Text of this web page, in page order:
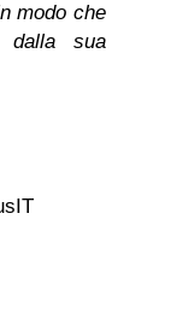
modo che
dalla sua